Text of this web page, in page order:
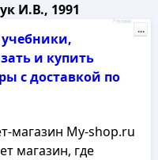
И.В., 1991
и купить
с доставкой по
магазин My-shop.ru
магазин, где
Реклама
...